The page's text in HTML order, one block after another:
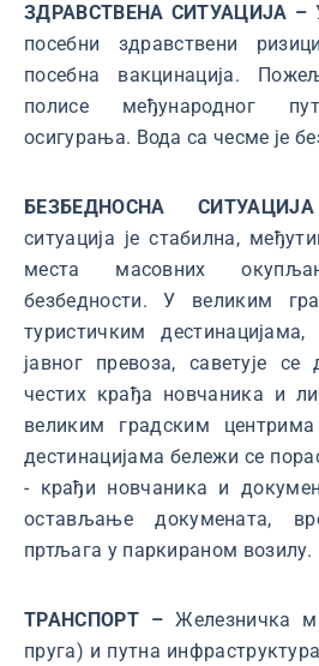
ЗДРАВСТВЕНА СИТУАЦИЈА –
посебни здравствени
посебна вакцинација.
полисе међународног
осигурања. Вода са чесме је
БЕЗБЕДНОСНА
ситуација је стабилна,
места масовних
безбедности. У великим
туристичким
јавног превоза, саветује
честих крађа новчаника и
великим градским
дестинацијама бележи се
- крађи новчаника и
остављање докумената,
пртљага у паркираном возилу.
ТРАНСПОРТ – Железничка
пруга) и путна